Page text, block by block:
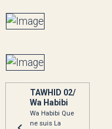
TAWHID 02/
Wa Habibi
Wa Habibi Que
ne suis La